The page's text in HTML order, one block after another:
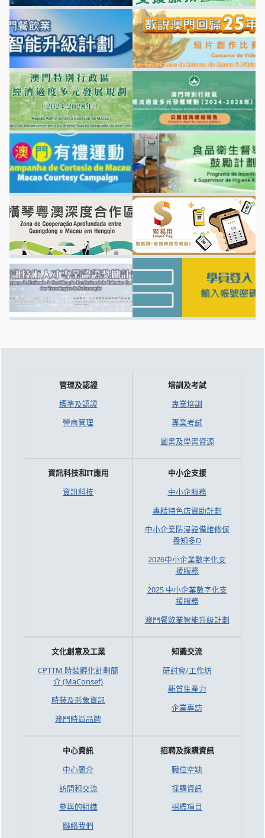
管理及認證
標準及認證
營商管理
培訓及考試
專業培訓
專業考試
圖書及學習資源
資訊科技和IT應用
資訊科技
中小企支援
中小企服務
專精特色店資助計劃
中小企業防浸設備維修保
養知多D
2026中小企業數字化支
援服務
2025 中小企業數字化支
援服務
澳門餐飲業智能升級計劃
文化創意及工業
CPTTM 時裝孵化計劃簡
介 (MaConsef)
時裝及形象資訊
澳門時尚品牌
知識交流
研討會/工作坊
新質生產力
企業專訪
中心資訊
中心簡介
訪問和交流
參與的組織
聯絡我們
招聘及採購資訊
職位空缺
採購資訊
招標項目